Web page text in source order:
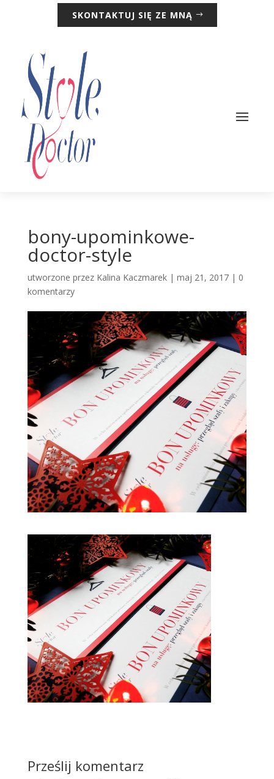
SKONTAKTUJ SIĘ ZE MNĄ
bony-upominkowe-
doctor-style
utworzone przez Kalina Kaczmarek| maj 21, 2017| 0
komentarzy
Prześlij komentarz